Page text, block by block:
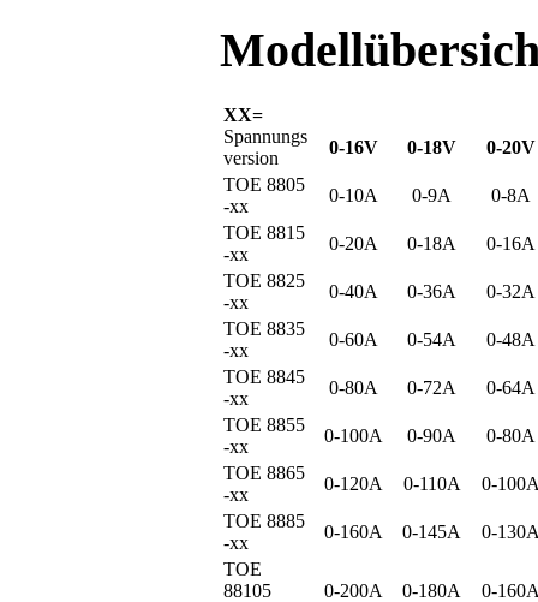
XX=
Spannungs
version
0-16V 0-18V
0-20V
TOE 8805
-xx
0-10A 0-9A
0-8A
TOE 8815
-xx
0-20A 0-18A
0-16A
TOE 8825
-xx
0-40A 0-36A
0-32A
TOE 8835
-xx
0-60A 0-54A
0-48A
TOE 8845
-xx
0-80A 0-72A
0-64A
TOE 8855
-xx
0-100A 0-90A
0-80A
TOE 8865
-xx
0-120A 0-110A
0-
TOE 8885
-xx
0-160A 0-145A
0-
TOE
88105
0-200A 0-180A 0-